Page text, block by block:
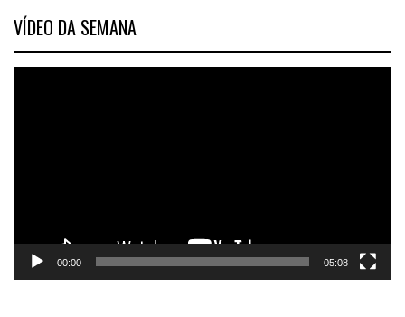
VÍDEO DA SEMANA
00:00 05:08